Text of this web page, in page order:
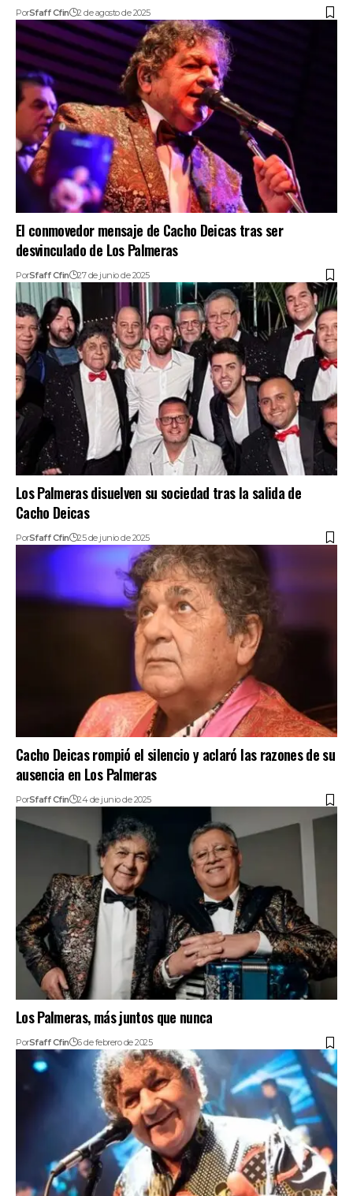
PorSfaff Cfin 2 de agosto de 2025
El conmovedor mensaje de Cacho Deicas tras ser
desvinculado de Los Palmeras
PorSfaff Cfin 27 de junio de 2025
Los Palmeras disuelven su sociedad tras la salida de
Cacho Deicas
PorSfaff Cfin 25 de junio de 2025
Cacho Deicas rompió el silencio y aclaró las razones de su
ausencia en Los Palmeras
PorSfaff Cfin 24 de junio de 2025
Los Palmeras, más juntos que nunca
PorSfaff Cfin 6 de febrero de 2025